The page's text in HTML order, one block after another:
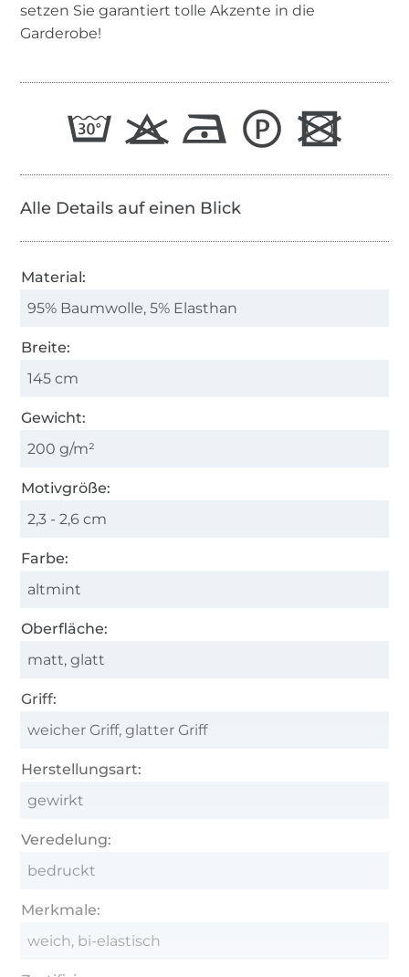
setzen Sie garantiert tolle Akzente in die
Garderobe!
Alle Details auf einen Blick
Material:
95% Baumwolle, 5% Elasthan
Breite:
145 cm
Gewicht:
200 g/m²
Motivgröße:
2,3 - 2,6 cm
Farbe:
altmint
Oberfläche:
matt, glatt
Griff:
weicher Griff, glatter Griff
Herstellungsart:
gewirkt
Veredelung:
bedruckt
Merkmale:
weich, bi-elastisch